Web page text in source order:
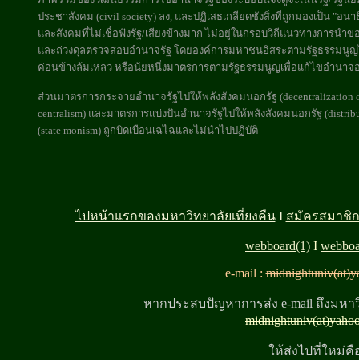
ประชาสังคม (civil society) ลง, และปฏิเสธเกลียดชังสิ่งที่ถูกมองเป็น "อ
และสังคมที่ไม่เชื่อฟังรัฐ/เสียงข้างมาก ไม่อยู่ในกรอบวิถีแนวทางการนำ
และถ่วงดุลตรวจสอบอำนาจรัฐ โดยองค์การมหาชนอิสระตามรัฐธรรมนู
ค่อนข้างล้มเหลว หรือนัยหนึ่งมาตรการตามรัฐธรรมนูญเพื่อแก้ไขอำนาจ
ส่วนมาตรการกระจายอำนาจรัฐไปให้พลังสังคมนอกรัฐ (decentralization
centralism) และมาตรการแบ่งปันอำนาจรัฐไปให้พลังสังคมนอกรัฐ
(state monism) ถูกบิดเบือนเฉไฉและไม่นำไปปฏิบัติ
ไปหน้าแรกของมหาวิทยาลัยเที่ยงคืนI สมัครสมาชิก
webboard(1) I
e-mail :
หากประสบปัญหาการส่ง e-mail ถึงมหา
ให้ส่งไปที่ใหม่คื